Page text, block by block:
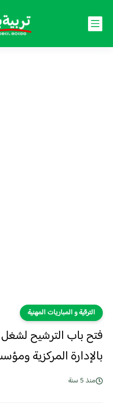
الترقية و المباريات المهنية
فتح باب الترشيح
بالإدارة المركزية
منذ 5 سنة